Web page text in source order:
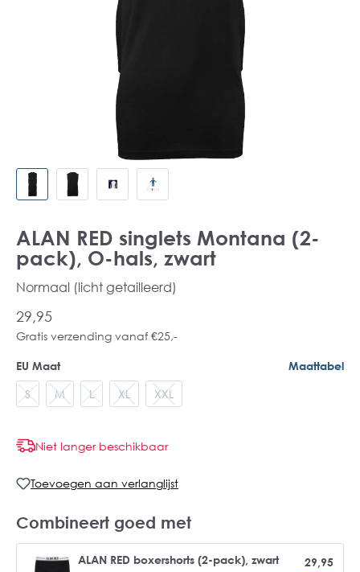
ALAN RED singlets Montana (2-
pack), O-hals, zwart
Normaal (licht getailleerd)
29,95
Gratis verzending vanaf €25,-
EU Maat Maattabel
S M L XL XXL
Niet langer beschikbaar
Toevoegen aan verlanglijst
Combineert goed met
ALAN RED boxershorts (2-pack), zwart 29,95